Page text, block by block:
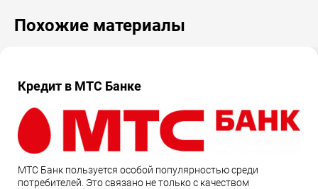
Похожие материалы
Кредит в МТС Банке
МТС Банк пользуется особой популярностью среди
потребителей. Это связано не только с качеством